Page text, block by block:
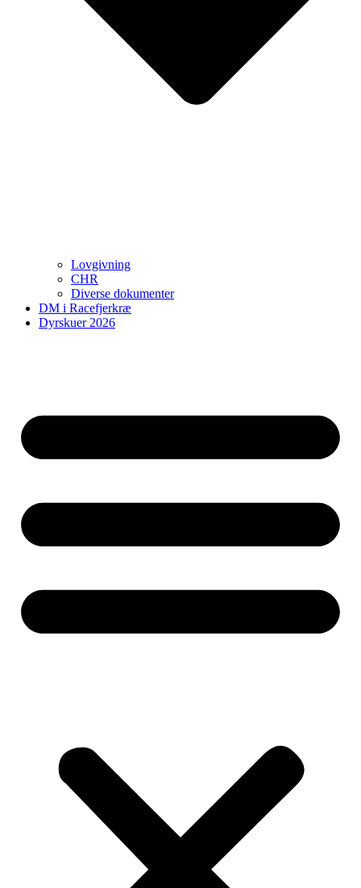
Lovgivning
CHR
Diverse dokumenter
DM i Racefjerkræ
Dyrskuer 2026